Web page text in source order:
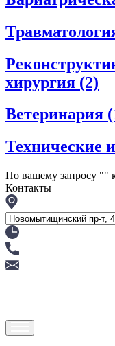
хирургия (2)
Ветеринария
Технические
По вашему запросу ""
Контакты